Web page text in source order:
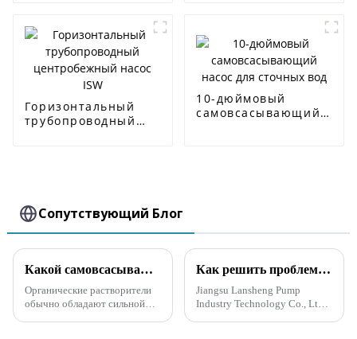
Горизонтальный
трубопроводный
10-дюймовый
самовсасывающий
Сопутствующий Блог
Какой самовсасывающий насос используется для органических растворителей?
Органические растворители
обычно обладают сильной
Как решить проблему выбора высокого напора для самовсасывающего канализационного насоса
Jiangsu Lansheng Pump
Industry Technology Co., Ltd.,